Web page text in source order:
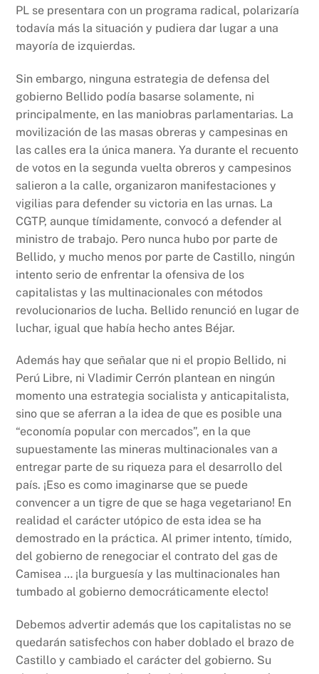
PL se presentara con un programa radical, polarizaría
todavía más la situación y pudiera dar lugar a una
mayoría de izquierdas.
Sin embargo, ninguna estrategia de defensa del
gobierno Bellido podía basarse solamente, ni
principalmente, en las maniobras parlamentarias. La
movilización de las masas obreras y campesinas en
las calles era la única manera. Ya durante el recuento
de votos en la segunda vuelta obreros y campesinos
salieron a la calle, organizaron manifestaciones y
vigilias para defender su victoria en las urnas. La
CGTP, aunque tímidamente, convocó a defender al
ministro de trabajo. Pero nunca hubo por parte de
Bellido, y mucho menos por parte de Castillo, ningún
intento serio de enfrentar la ofensiva de los
capitalistas y las multinacionales con métodos
revolucionarios de lucha. Bellido renunció en lugar de
luchar, igual que había hecho antes Béjar.
Además hay que señalar que ni el propio Bellido, ni
Perú Libre, ni Vladimir Cerrón plantean en ningún
momento una estrategia socialista y anticapitalista,
sino que se aferran a la idea de que es posible una
“economía popular con mercados”, en la que
supuestamente las mineras multinacionales van a
entregar parte de su riqueza para el desarrollo del
país. ¡Eso es como imaginarse que se puede
convencer a un tigre de que se haga vegetariano! En
realidad el carácter utópico de esta idea se ha
demostrado en la práctica. Al primer intento, tímido,
del gobierno de renegociar el contrato del gas de
Camisea … ¡la burguesía y las multinacionales han
tumbado al gobierno democráticamente electo!
Debemos advertir además que los capitalistas no se
quedarán satisfechos con haber doblado el brazo de
Castillo y cambiado el carácter del gobierno. Su